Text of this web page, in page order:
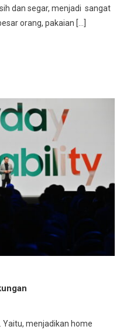
dan segar, menjadi sangat
orang, pakaian […]
menjadikan home